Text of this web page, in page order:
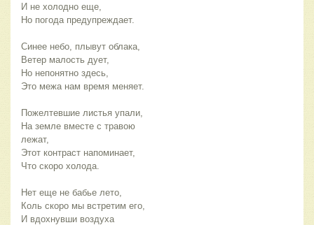
И не холодно еще,
Но погода предупреждает.
Синее небо, плывут облака,
Ветер малость дует,
Но непонятно здесь,
Это межа нам время меняет.
Пожелтевшие листья упали,
На земле вместе с травою
лежат,
Этот контраст напоминает,
Что скоро холода.
Нет еще не бабье лето,
Коль скоро мы встретим его,
И вдохнувши воздуха